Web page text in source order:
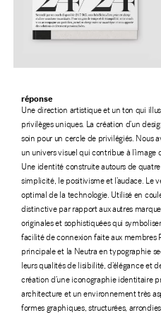
réponse
Une direction artistique et un ton qui
privilèges uniques. La création d’un
soin pour un cercle de privilégiés. Nous
un univers visuel qui contribue à
Une identité construite autours de
simplicité, le positivisme et l’audace. Le
optimal de la technologie. Utilisé en
distinctive par rapport aux autres
originales et sophistiquées qui
facilité de connexion faite aux membres
principale et la Neutra en typographie
leurs qualités de lisibilité, d’élégance et
création d’une iconographie identitaire
architecture et un environnement très
formes graphiques, structurées,